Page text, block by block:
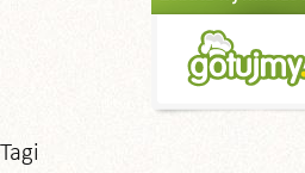
Tagi